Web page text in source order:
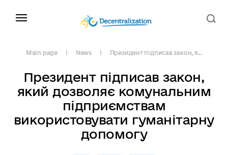
Main page News Президент підписав закон, я...
Президент підписав закон,
який дозволяє комунальним
підприємствам
використовувати гуманітарну
допомогу